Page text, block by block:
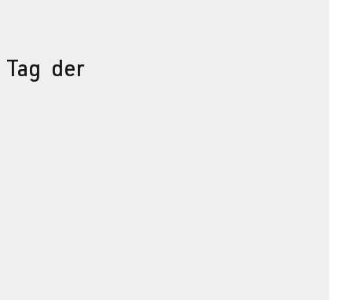
der